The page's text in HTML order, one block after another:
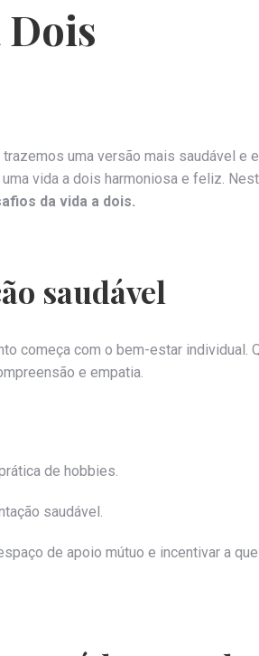
uma versão mais saudável e
vida a dois harmoniosa e feliz.
da vida a dois.
saudável
começa com o bem-estar individual.
e empatia.
de hobbies.
saudável.
de apoio mútuo e incentivar a